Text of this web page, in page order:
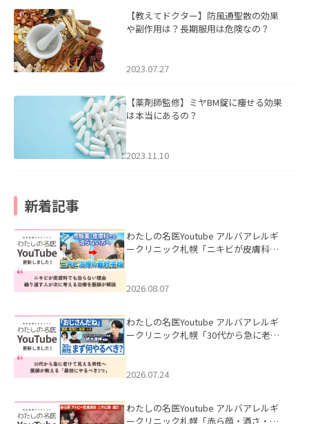
【教えてドクター】防風通聖散の効果
や副作用は？長期服用は危険なの？
2023.07.27
【薬剤師監修】ミヤBM錠に痩せる効果
は本当にあるの？
2023.11.10
新着記事
わたしの名医Youtube アルバアレルギ
ークリニック札幌「ニキビが皮膚科で
ました。
2026.08.07
わたしの名医Youtube アルバアレルギ
ークリニック札幌「30代から急に老け
た。
2026.07.24
わたしの名医Youtube アルバアレルギ
ークリニック札幌「赤ら顔・酒さ・ニ